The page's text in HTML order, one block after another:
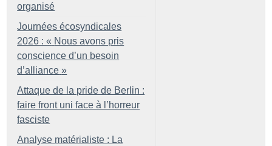
organisé
Journées écosyndicales
2026 : « Nous avons pris
conscience d’un besoin
d’alliance »
Attaque de la pride de Berlin :
faire front uni face à l’horreur
fasciste
Analyse matérialiste : La